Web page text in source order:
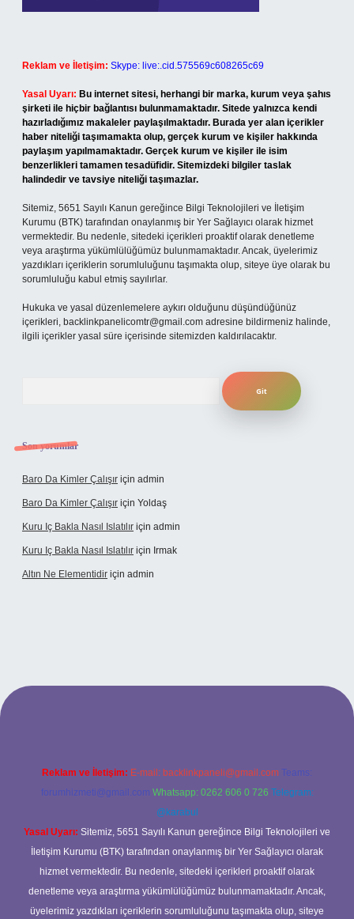
Reklam ve İletişim: Skype: live:.cid.575569c608265c69
Yasal Uyarı: Bu internet sitesi, herhangi bir marka, kurum veya şahıs
şirketi ile hiçbir bağlantısı bulunmamaktadır. Sitede yalnızca kendi
hazırladığımız makaleler paylaşılmaktadır. Burada yer alan içerikler
haber niteliği taşımamakta olup, gerçek kurum ve kişiler hakkında
paylaşım yapılmamaktadır. Gerçek kurum ve kişiler ile isim
benzerlikleri tamamen tesadüfidir. Sitemizdeki bilgiler taslak
halindedir ve tavsiye niteliği taşımazlar.
Sitemiz, 5651 Sayılı Kanun gereğince Bilgi Teknolojileri ve İletişim
Kurumu (BTK) tarafından onaylanmış bir Yer Sağlayıcı olarak hizmet
vermektedir. Bu nedenle, sitedeki içerikleri proaktif olarak denetleme
veya araştırma yükümlülüğümüz bulunmamaktadır. Ancak, üyelerimiz
yazdıkları içeriklerin sorumluluğunu taşımakta olup, siteye üye olarak bu
sorumluluğu kabul etmiş sayılırlar.
Hukuka ve yasal düzenlemelere aykırı olduğunu düşündüğünüz
içerikleri, backlinkpanelicomtr@gmail.com adresine bildirmeniz halinde,
ilgili içerikler yasal süre içerisinde sitemizden kaldırılacaktır.
Son yorumlar
Baro Da Kimler Çalışır için admin
Baro Da Kimler Çalışır için Yoldaş
Kuru Iç Bakla Nasıl Islatılır için admin
Kuru Iç Bakla Nasıl Islatılır için Irmak
Altın Ne Elementidir için admin
güncel giriş
Reklam ve İletişim: E-mail: backlinkpaneli@gmail.com Teams:
forumhizmeti@gmail.com Whatsapp: 0262 606 0 726 Telegram:
@karabul
Yasal Uyarı: Sitemiz, 5651 Sayılı Kanun gereğince Bilgi Teknolojileri ve
İletişim Kurumu (BTK) tarafından onaylanmış bir Yer Sağlayıcı olarak
hizmet vermektedir. Bu nedenle, sitedeki içerikleri proaktif olarak
denetleme veya araştırma yükümlülüğümüz bulunmamaktadır. Ancak,
üyelerimiz yazdıkları içeriklerin sorumluluğunu taşımakta olup, siteye